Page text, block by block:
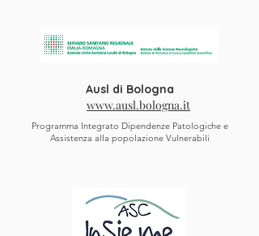
Ausl di Bologna
www.ausl.bologna.it
Programma Integrato Dipendenze Patologiche e
Assistenza alla popolazione Vulnerabili